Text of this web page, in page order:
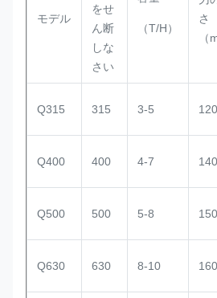
モデル
をせ
ん断
しな
さい
（T/H）
さ
（
Q315 315 3-5
Q400 400 4-7
Q500 500 5-8
Q630 630 8-10